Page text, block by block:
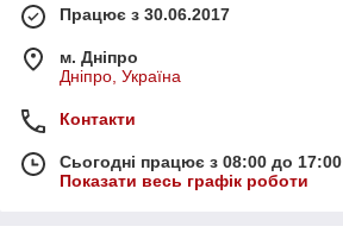
Працює з 30.06.2017
м. Дніпро
Дніпро, Україна
Контакти
Сьогодні працює з 08:00 до 17:00
Показати весь графік роботи